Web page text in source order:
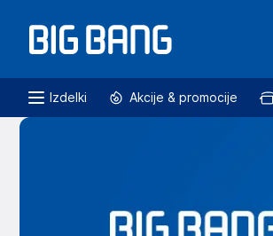
Izdelki Akcije & promocije